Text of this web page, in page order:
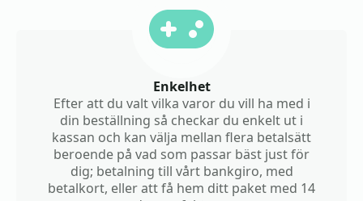
Enkelhet
Efter att du valt vilka varor du vill ha med i
din beställning så checkar du enkelt ut i
kassan och kan välja mellan flera betalsätt
beroende på vad som passar bäst just för
dig; betalning till vårt bankgiro, med
betalkort, eller att få hem ditt paket med 14